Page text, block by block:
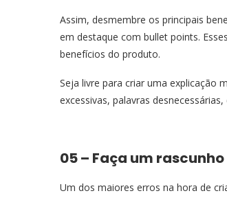
Assim, desmembre os principais
em destaque com bullet points.
benefícios do produto.
Seja livre para criar uma explicação
excessivas, palavras
05 – Faça um rascunho
Um dos maiores erros na hora de